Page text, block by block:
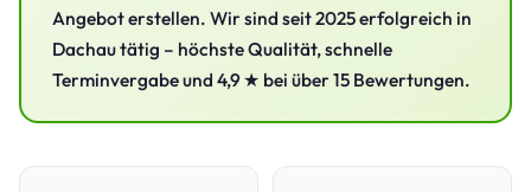
Angebot erstellen. Wir sind seit 2025 erfolgreich in
Dachau tätig – höchste Qualität, schnelle
Terminvergabe und 4,9 ★ bei über 15 Bewertungen.